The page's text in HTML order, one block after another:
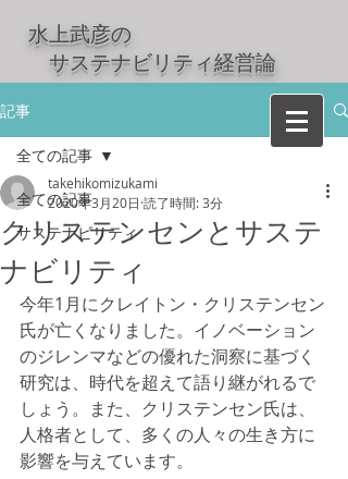
水上武彦の
​ サステナビリティ経営論
記事
全ての記事
サステナビリティ
全ての記事
クリステンセンとサステ
ナビリティ
takehikomizukami
2020年3月20日 読了時間: 3分
今年1月にクレイトン・クリステンセン
氏が亡くなりました。イノベーション
のジレンマなどの優れた洞察に基づく
研究は、時代を超えて語り継がれるで
しょう。また、クリステンセン氏は、
人格者として、多くの人々の生き方に
影響を与えています。